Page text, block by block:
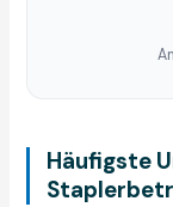
Häufigste